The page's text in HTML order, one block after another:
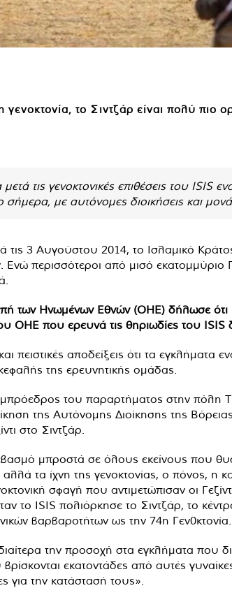
γενοκτονία, το Σιντζάρ είναι πολύ
τις γενοκτονικές επιθέσεις του ISIS
σήμερα, με αυτόνομες διοικήσεις και
τις 3 Αυγούστου 2014, το Ισλαμικό
Ενώ περισσότεροι από μισό εκατομμύριο
των Ηνωμένων Εθνών (ΟΗΕ) δήλωσε ότι η
ΟΗΕ που ερευνά τις θηριωδίες του ISIS
πειστικές αποδείξεις ότι τα
της ερευνητικής ομάδας.
του παραρτήματος στην πόλη
της Αυτόνομης Διοίκησης της
στο Σιντζάρ.
μπροστά σε όλους εκείνους που
αλλά τα ίχνη της γενοκτονίας, ο πόνος,
σφαγή που αντιμετώπισαν οι
το ISIS πολιόρκησε το Σιντζάρ, το
βαρβαροτήτων ως την 74η Γεν0κτονία.
την προσοχή στα εγκλήματα που
εκατοντάδες από αυτές
για την κατάστασή τους».